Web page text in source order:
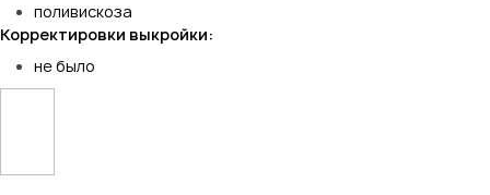
поливискоза
Корректировки выкройки:
не было